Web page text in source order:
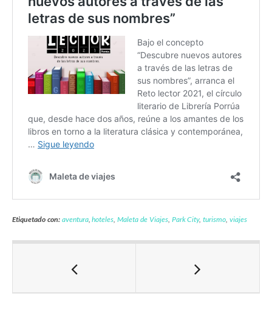
Etiquetado con: aventura,hoteles ,Maleta de Viajes, Park City,turismo ,viajes